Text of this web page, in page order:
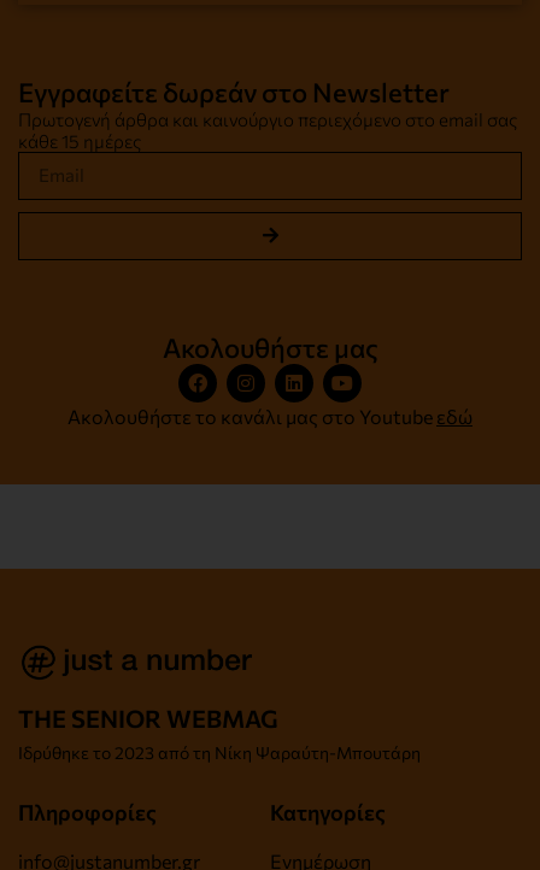
Εγγραφείτε δωρεάν στο Newsletter
Πρωτογενή άρθρα και καινούργιο περιεχόμενο στο email σας
κάθε 15 ημέρες
Ακολουθήστε μας
Ακολουθήστε το κανάλι μας στο Youtube εδώ
THE SENIOR WEBMAG
Iδρύθηκε το 2023 από τη Νίκη Ψαραύτη-Μπουτάρη
Πληροφορίες
info@justanumber.gr
Κατηγορίες
Ενημέρωση